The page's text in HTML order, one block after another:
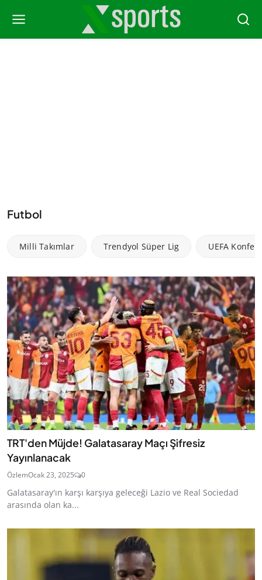
Futbol
Milli Takımlar Trendyol Süper Lig UEFA
TRT'den Müjde! Galatasaray Maçı Şifresiz
Yayınlanacak
ÖzlemOcak 23, 2025 0
Galatasaray'ın karşı karşıya geleceği Lazio ve Real Sociedad
arasında olan ka...